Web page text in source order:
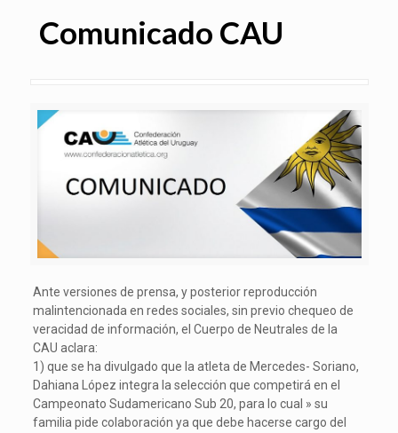
Comunicado CAU
Ante versiones de prensa, y posterior reproducción
malintencionada en redes sociales, sin previo chequeo de
veracidad de información, el Cuerpo de Neutrales de la
CAU aclara:
1) que se ha divulgado que la atleta de Mercedes- Soriano,
Dahiana López integra la selección que competirá en el
Campeonato Sudamericano Sub 20, para lo cual » su
familia pide colaboración ya que debe hacerse cargo del